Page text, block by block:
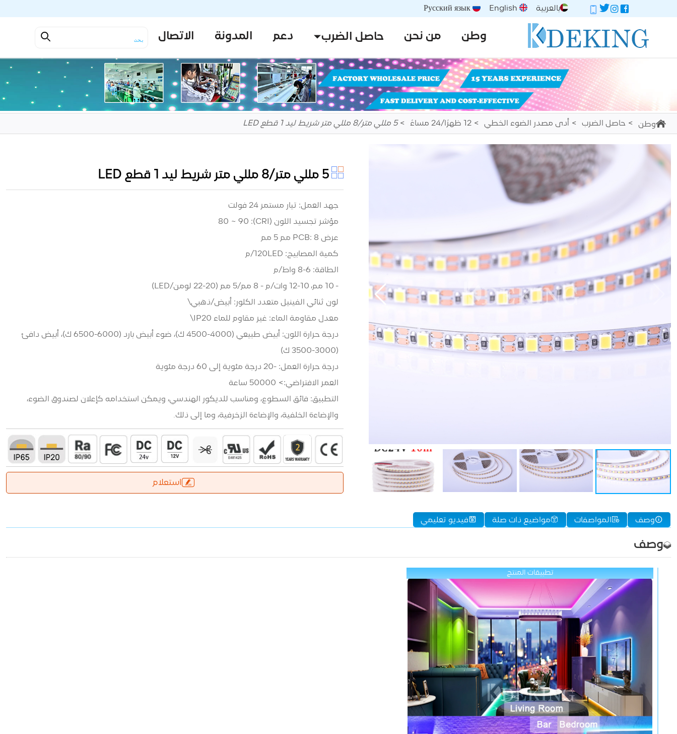
بالعربية English
Русский язык
وطن من نحن حاصل الضرب دعم المدونة الاتصال
وطن حاصل الضرب أدى مصدر الضوء الخطي 12 ظهرًا/24 مساءً 5 مللي متر/8 مللي متر شريط ليد 1 قطع LED
5 مللي متر/8 مللي متر شريط ليد 1 قطع LED
جهد العمل: تيار مستمر 24 فولت
مؤشر تجسيد اللون (CRI): 80 ~ 90
عرض PCB: 8 مم 5 مم
كمية المصابيح: 120LED/م
الطاقة: 6-8 واط/م
- 10 مم، 10-12 وات/م - 8 مم/5 مم (20-22 لومن/LED)
لون ثنائي الفينيل متعدد الكلور: أبيض/ذهبي\
معدل مقاومة الماء: غير مقاوم للماء IP20\
درجة حرارة اللون: أبيض طبيعي (4000-4500 ك)، ضوء أبيض بارد (6000-6500 ك)، أبيض دافئ
(3000-3500 ك)
درجة حرارة العمل: -20 درجة مئوية إلى 60 درجة مئوية
العمر الافتراضي:> 50000 ساعة
التطبيق: فائق السطوع، ومناسب للديكور الهندسي، ويمكن استخدامه كإعلان لصندوق الضوء،
والإضاءة الخلفية، والإضاءة الزخرفية، وما إلى ذلك.
استعلام
وصف المواصفات مواضيع ذات صلة فيديو تعليمي
وصف
تطبيقات المنتج